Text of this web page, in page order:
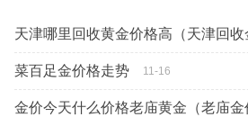
菜百足金价格走势 11-16